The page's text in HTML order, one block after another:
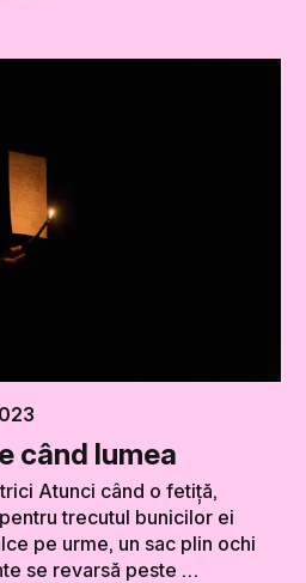
când lumea
Atunci când o fetiță,
trecutul bunicilor ei
pe urme, un sac plin ochi
se revarsă peste …